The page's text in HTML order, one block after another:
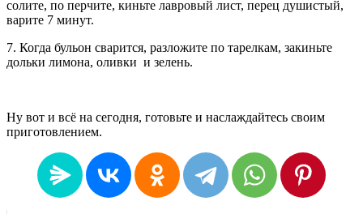
солите, по перчите, киньте лавровый лист, перец душистый,
варите 7 минут.
7. Когда бульон сварится, разложите по тарелкам, закиньте
дольки лимона, оливки и зелень.
Ну вот и всё на сегодня, готовьте и наслаждайтесь своим
приготовлением.